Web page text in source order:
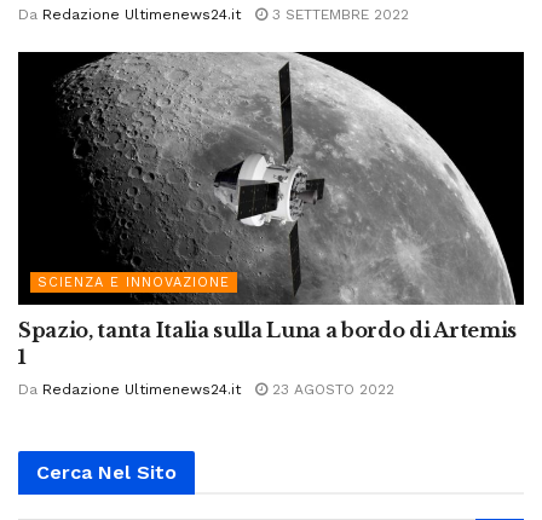
Da Redazione Ultimenews24.it 3 SETTEMBRE 2022
SCIENZA E INNOVAZIONE
Spazio, tanta Italia sulla Luna a bordo di Artemis
1
Da Redazione Ultimenews24.it 23 AGOSTO 2022
Cerca Nel Sito